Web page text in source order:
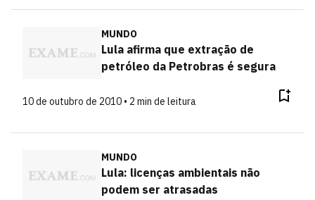
MUNDO
Lula afirma que extração de
petróleo da Petrobras é segura
10 de outubro de 2010 • 2 min de leitura
MUNDO
Lula: licenças ambientais não
podem ser atrasadas